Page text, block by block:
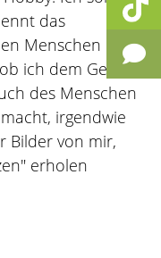
das
Menschen
ich dem Geruch
des Menschen
irgendwie
Bilder von mir,
erholen